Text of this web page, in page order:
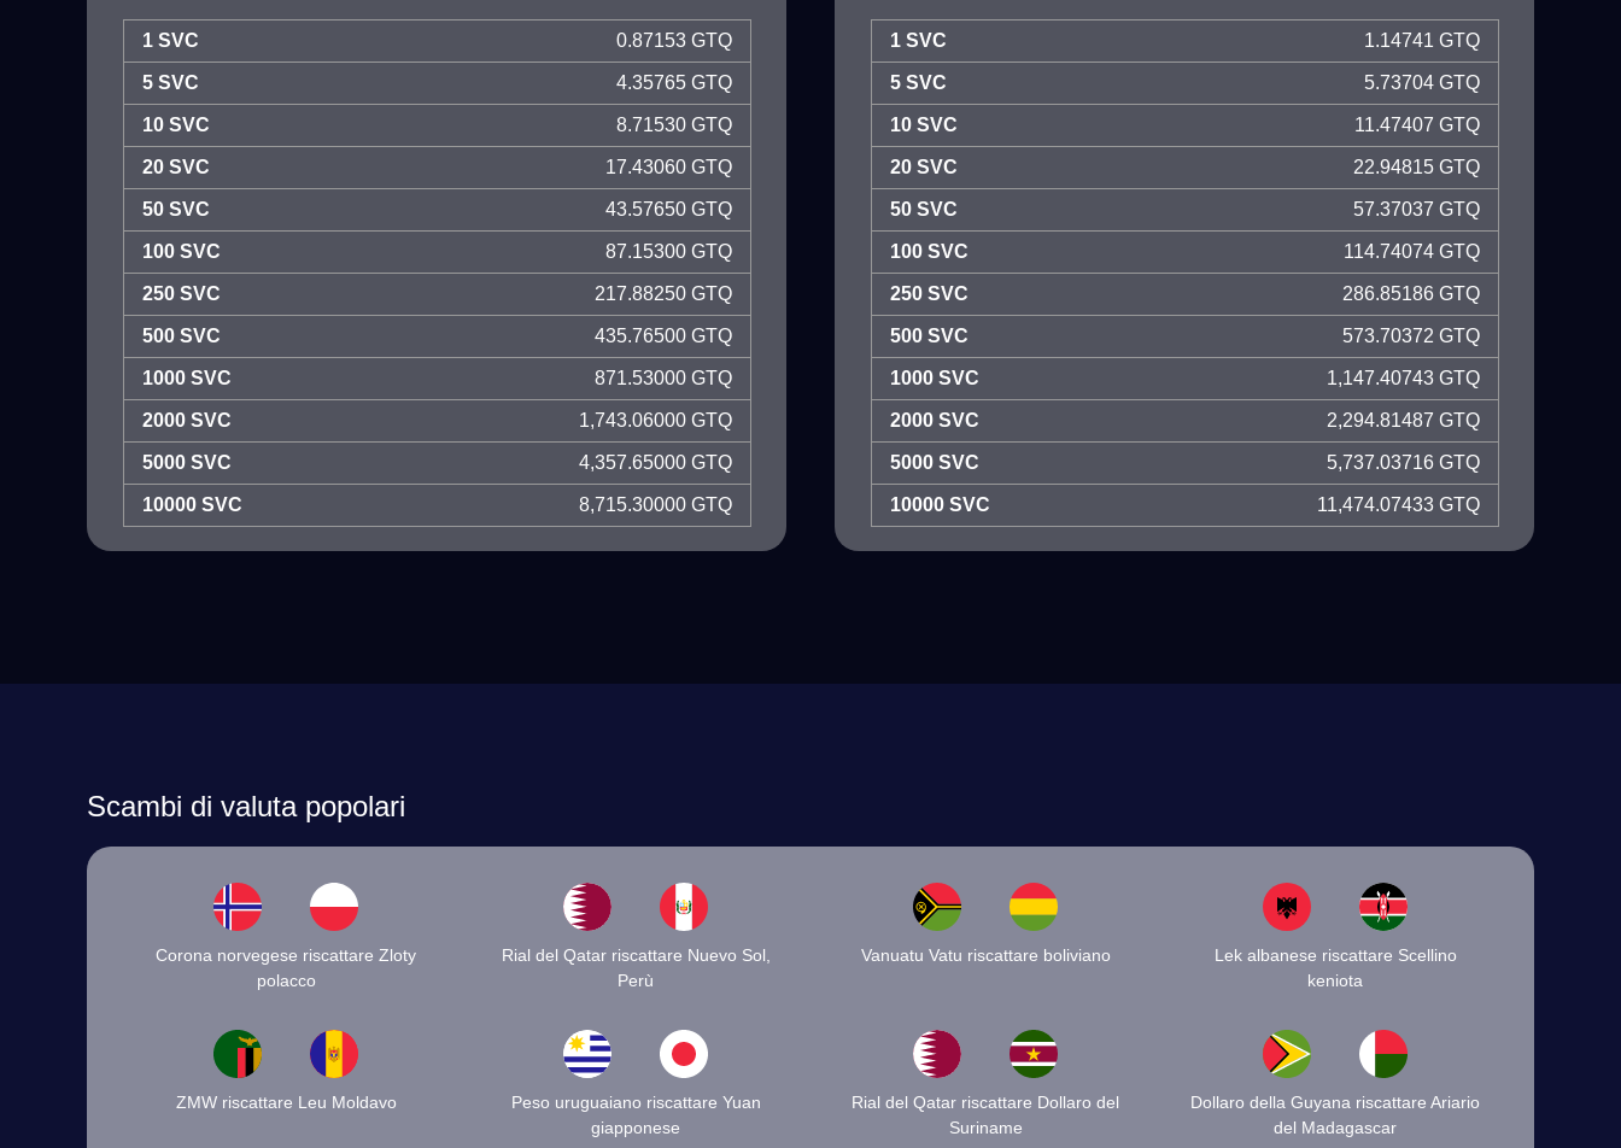
1 SVC 0.87153 GTQ
5 SVC 4.35765 GTQ
10 SVC 8.71530 GTQ
20 SVC 17.43060 GTQ
50 SVC 43.57650 GTQ
100 SVC 87.15300 GTQ
250 SVC 217.88250 GTQ
500 SVC 435.76500 GTQ
1000 SVC 871.53000 GTQ
2000 SVC 1,743.06000 GTQ
5000 SVC 4,357.65000 GTQ
10000 SVC 8,715.30000 GTQ
1 SVC 1.14741 GTQ
5 SVC 5.73704 GTQ
10 SVC 11.47407 GTQ
20 SVC 22.94815 GTQ
50 SVC 57.37037 GTQ
100 SVC 114.74074 GTQ
250 SVC 286.85186 GTQ
500 SVC 573.70372 GTQ
1000 SVC 1,147.40743 GTQ
2000 SVC 2,294.81487 GTQ
5000 SVC 5,737.03716 GTQ
10000 SVC 11,474.07433 GTQ
Scambi di valuta popolari
Corona norvegese riscattare Zloty
polacco
Rial del Qatar riscattare Nuevo Sol,
Perù
Vanuatu Vatu riscattare boliviano
Lek albanese riscattare Scellino
keniota
ZMW riscattare Leu Moldavo
Peso uruguaiano riscattare Yuan
giapponese
Rial del Qatar riscattare Dollaro del
Suriname
Dollaro della Guyana riscattare Ariario
del Madagascar